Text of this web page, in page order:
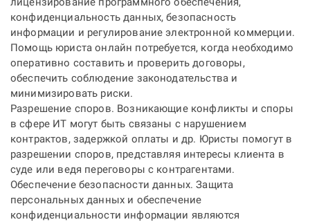
конфиденциальность данных, безопасность
информации и регулирование электронной коммерции.
Помощь юриста онлайн потребуется, когда необходимо
оперативно составить и проверить договоры,
обеспечить соблюдение законодательства и
минимизировать риски.
Разрешение споров. Возникающие конфликты и споры
в сфере ИТ могут быть связаны с нарушением
контрактов, задержкой оплаты и др. Юристы помогут в
разрешении споров, представляя интересы клиента в
суде или ведя переговоры с контрагентами.
Обеспечение безопасности данных. Защита
персональных данных и обеспечение
конфиденциальности информации являются